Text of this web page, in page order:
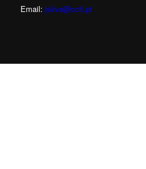
Email: jsilva@ccti.pt